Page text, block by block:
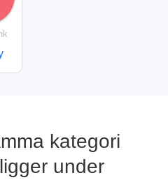
kategori
under